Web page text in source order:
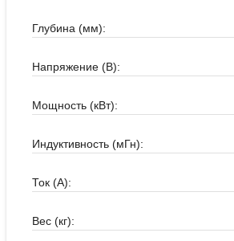
Глубина (мм):
Напряжение (В):
Мощность (кВт):
Индуктивность (мГн):
Ток (А):
Вес (кг):